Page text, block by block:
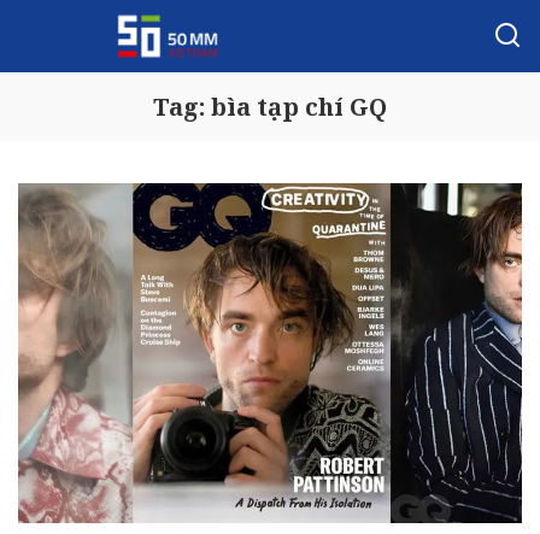
Tag: bìa tạp chí GQ